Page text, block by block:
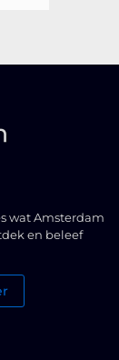
wat Amsterdam
en beleef